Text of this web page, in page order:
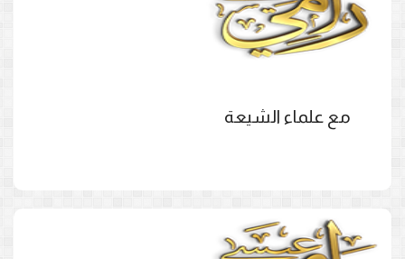
مع علماء الشيعة